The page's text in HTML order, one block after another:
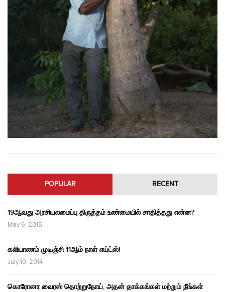
POPULAR RECENT
19ஆவது அரசியலமைப்பு திருத்தம் உண்மையில் சாதித்தது என்ன?
May 6, 2015
கலியாணம் முடிஞ்சி 11ஆம் நாள் எய்ட்ஸ்!
July 10, 2014
கொரோனா வைரஸ் தொற்றுநோய், அதன் தாக்கங்கள் மற்றும் நீங்கள்